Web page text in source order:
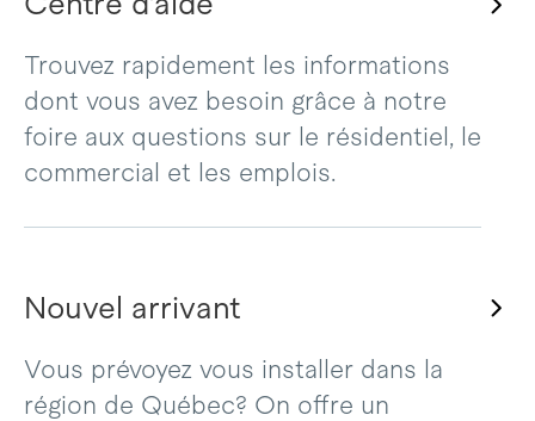
Trouvez rapidement les informations
dont vous avez besoin grâce à notre
foire aux questions sur le résidentiel, le
commercial et les emplois.
Nouvel arrivant
Vous prévoyez vous installer dans la
région de Québec? On offre un